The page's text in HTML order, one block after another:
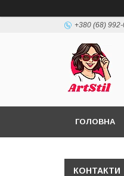
+380 (68)
ГОЛОВНА
КОНТАКТИ